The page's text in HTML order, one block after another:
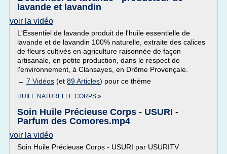
lavande et lavandin
voir la vidéo
L'Essentiel de lavande produit de l'huile essentielle de
lavande et de lavandin 100% naturelle, extraite des calices
de fleurs cultivés en agriculture raisonnée de façon
artisanale, en petite production, dans le respect de
l'environnement, à Clansayes, en Drôme Provençale.
→ 7 Vidéos (et 89 Articles) pour ce thème
HUILE NATURELLE CORPS »
Soin Huile Précieuse Corps - USURI -
Parfum des Comores.mp4
voir la vidéo
Soin Huile Précieuse Corps - USURI par USURITV